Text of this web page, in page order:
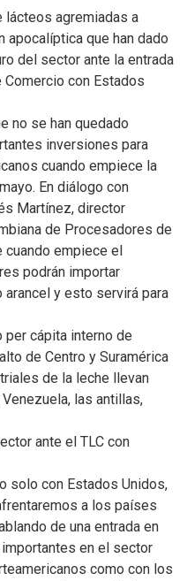
agremiadas a
apocalíptica que han dado
del sector ante la entrada
con Estados
no se han quedado
inversiones para
cuando empiece la
En diálogo con
Martínez, director
de Procesadores de
cuando empiece el
podrán importar
arancel y esto servirá para
per cápita interno de
de Centro y Suramérica
de la leche llevan
las antillas,
ante el TLC con
solo con Estados Unidos,
a los países
de una entrada en
en el sector
como con los